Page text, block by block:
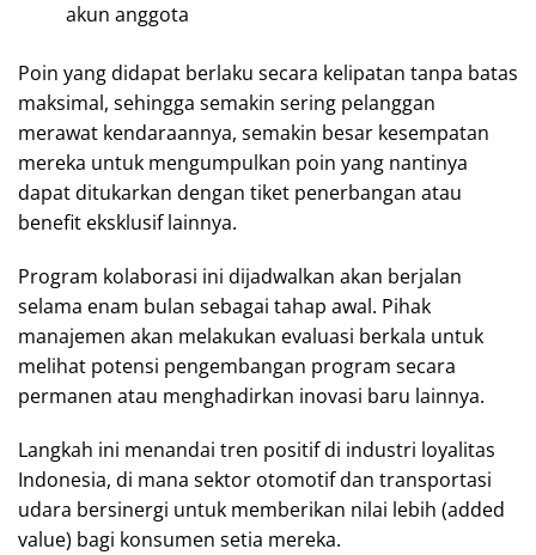
akun anggota
Poin yang didapat berlaku secara kelipatan tanpa batas
maksimal, sehingga semakin sering pelanggan
merawat kendaraannya, semakin besar kesempatan
mereka untuk mengumpulkan poin yang nantinya
dapat ditukarkan dengan tiket penerbangan atau
benefit eksklusif lainnya.
Program kolaborasi ini dijadwalkan akan berjalan
selama enam bulan sebagai tahap awal. Pihak
manajemen akan melakukan evaluasi berkala untuk
melihat potensi pengembangan program secara
permanen atau menghadirkan inovasi baru lainnya.
Langkah ini menandai tren positif di industri loyalitas
Indonesia, di mana sektor otomotif dan transportasi
udara bersinergi untuk memberikan nilai lebih (added
value) bagi konsumen setia mereka.